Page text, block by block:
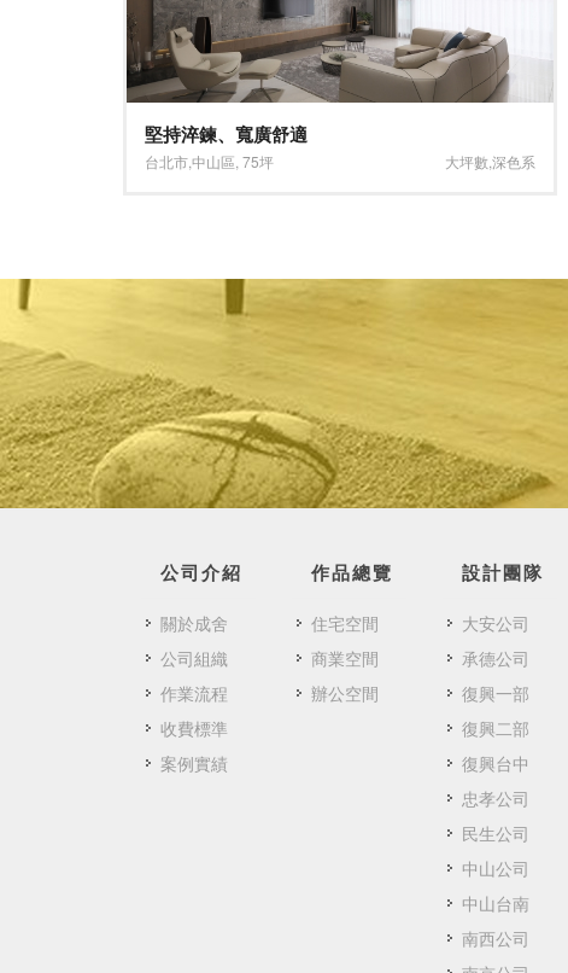
堅持淬鍊、寬廣舒適
台北市中山區 75坪 大坪數 深色系
公司介紹
關於成舍
公司組織
作業流程
收費標準
案例實績
作品總覽
住宅空間
商業空間
辦公空間
設計團隊
大安公司
承德公司
復興一部
復興二部
復興台中
忠孝公司
民生公司
中山公司
中山台南
南西公司